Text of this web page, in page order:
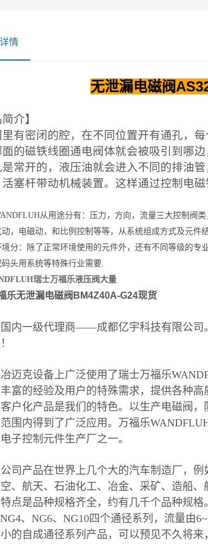
情
无泄漏电磁阀
介】
里有密闭的腔，在不同位置开有通孔，
的磁铁线圈通电阀体就会被吸引到哪
是常开的，液压油就会进入不同的排油
塞杆带动机械装置。这样通过控制电
从用途分有：压力，方向，流量三大控制阀
，电磁动，和比例控制等等，从系统组成方式及元
分：除了正常环境使用的元件外，还有不同等级的
码头用系统等特殊行业需要.
瑞士万福乐液压阀大量
乐无泄漏电磁阀BM4Z40A-G24现货
内一级代理商——成都亿宇科技有限公司
迈克设备上广泛使用了瑞士万福乐
富的经验及用户的特殊需求，提供各种
户化产品是我们的特色。以生产电磁阀
围内得到了广泛应用。万福乐
子控制元件生产厂之一。
公司产品在世界上几个大的汽车制造厂，
、航天、石油化工、冶金、采矿、造船
点是品种规格齐全，约有几千个品种规
、NG6、NG10四个通径系列，流量由
的自成通径系列产品，可以预见不久将